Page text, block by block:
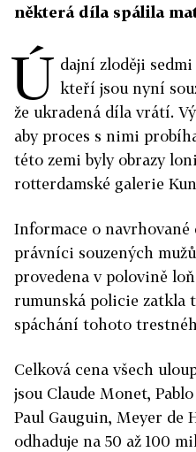
některá díla spálila
Ú dajní zloději
kteří jsou nyní
že ukradená díla vrátí.
aby proces s nimi
této zemi byly obrazy
rotterdamské galerie
Informace o navrhované
právníci souzených
provedena v polovině
rumunská policie zatkla
spáchání tohoto
Celková cena všech
jsou Claude Monet,
Paul Gauguin, Meyer de
odhaduje na 50 až 100